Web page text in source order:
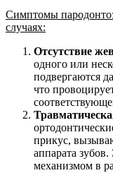
Симптомы
случаях:
Отсутствие
одного или
подвергаются
что
прикус,
аппарата
механизмом в